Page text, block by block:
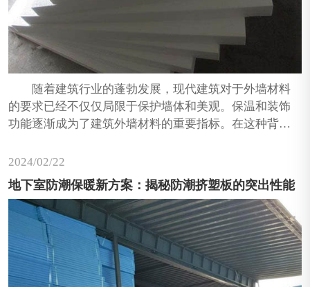
​ 随着建筑行业的蓬勃发展，现代建筑对于外墙材料
的要求已经不仅仅局限于保护墙体和美观。保温和装饰
功能逐渐成为了建筑外墙材料的重要指标。在这种背景
塑板的保温性能和装饰层的美化功能，为建筑外墙带来
了变革。
22
2024/02
地下室防潮保暖新方案：揭秘防潮挤塑板的突出性能